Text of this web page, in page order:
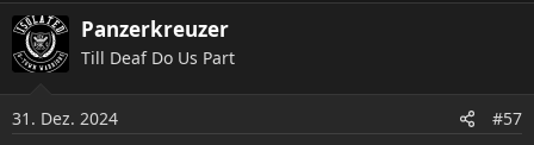
Panzerkreuzer
Till Deaf Do Us Part
31. Dez. 2024 #57